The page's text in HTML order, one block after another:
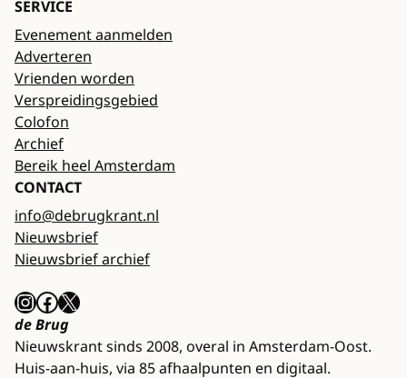
SERVICE
Evenement aanmelden
Adverteren
Vrienden worden
Verspreidingsgebied
Colofon
Archief
Bereik heel Amsterdam
CONTACT
info@debrugkrant.nl
Nieuwsbrief
Nieuwsbrief archief
InstagramFacebook X
de Brug
Nieuwskrant sinds 2008, overal in Amsterdam-Oost.
Huis-aan-huis, via 85 afhaalpunten en digitaal.